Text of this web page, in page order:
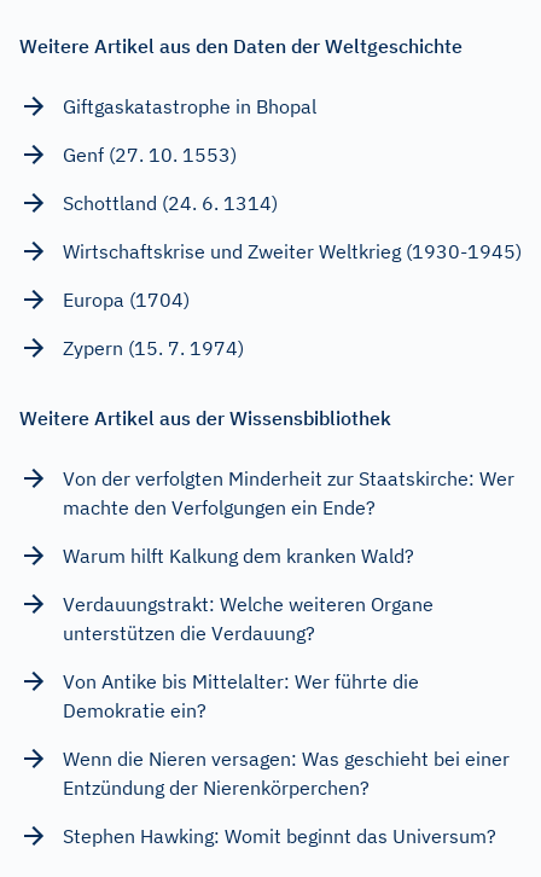
Weitere Artikel aus den Daten der Weltgeschichte
Giftgaskatastrophe in Bhopal
Genf (27. 10. 1553)
Schottland (24. 6. 1314)
Wirtschaftskrise und Zweiter Weltkrieg (1930-1945)
Europa (1704)
Zypern (15. 7. 1974)
Weitere Artikel aus der Wissensbibliothek
Von der verfolgten Minderheit zur Staatskirche: Wer
machte den Verfolgungen ein Ende?
Warum hilft Kalkung dem kranken Wald?
Verdauungstrakt: Welche weiteren Organe
unterstützen die Verdauung?
Von Antike bis Mittelalter: Wer führte die
Demokratie ein?
Wenn die Nieren versagen: Was geschieht bei einer
Entzündung der Nierenkörperchen?
Stephen Hawking: Womit beginnt das Universum?